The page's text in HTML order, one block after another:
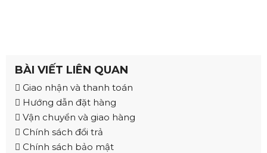
BÀI VIẾT LIÊN QUAN
Giao nhận và thanh toán
Hướng dẫn đặt hàng
Vận chuyển và giao hàng
Chính sách đổi trả
Chính sách bảo mật